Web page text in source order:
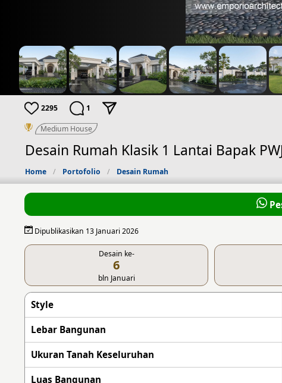
2295 1
Medium House
Desain Rumah Klasik 1 Lantai Bapak
Home Portofolio Desain Rumah
Dipublikasikan 13 Januari 2026
Desain ke-
6
bln Januari
Style
Lebar Bangunan
Ukuran Tanah Keseluruhan
Luas Bangunan